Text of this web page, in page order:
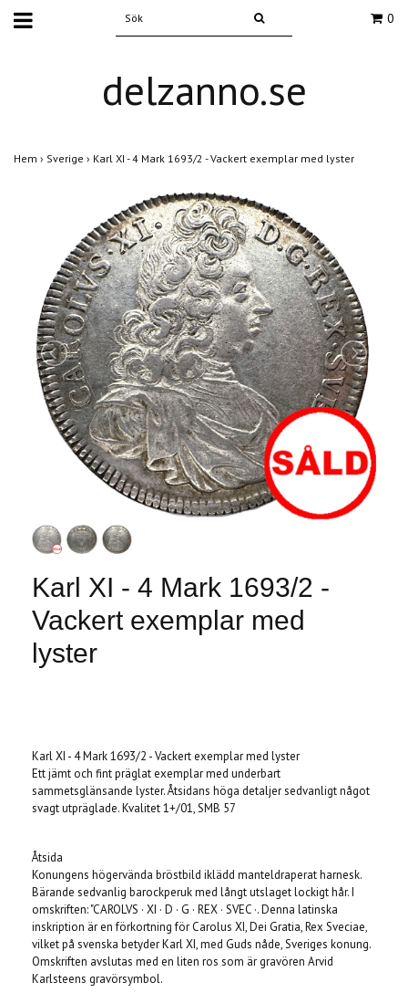
0
delzanno.se
Hem › Sverige › Karl XI - 4 Mark 1693/2 - Vackert exemplar med lyster
Karl XI - 4 Mark 1693/2 -
Vackert exemplar med
lyster
Karl XI - 4 Mark 1693/2 - Vackert exemplar med lyster
Ett jämt och fint präglat exemplar med underbart
sammetsglänsande lyster. Åtsidans höga detaljer sedvanligt något
svagt utpräglade. Kvalitet 1+/01, SMB 57
Åtsida
Konungens högervända bröstbild iklädd manteldraperat harnesk.
Bärande sedvanlig barockperuk med långt utslaget lockigt hår. I
omskriften: "CAROLVS · XI · D · G · REX · SVEC ·. Denna latinska
inskription är en förkortning för Carolus XI, Dei Gratia, Rex Sveciae,
vilket på svenska betyder Karl XI, med Guds nåde, Sveriges konung.
Omskriften avslutas med en liten ros som är gravören Arvid
Karlsteens gravörsymbol.